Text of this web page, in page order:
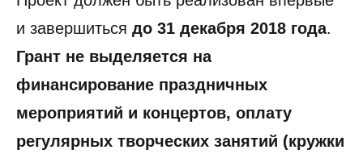
и завершиться до 31 декабря 2018 года.
Грант не выделяется на
финансирование праздничных
мероприятий и концертов, оплату
регулярных творческих занятий (кружки